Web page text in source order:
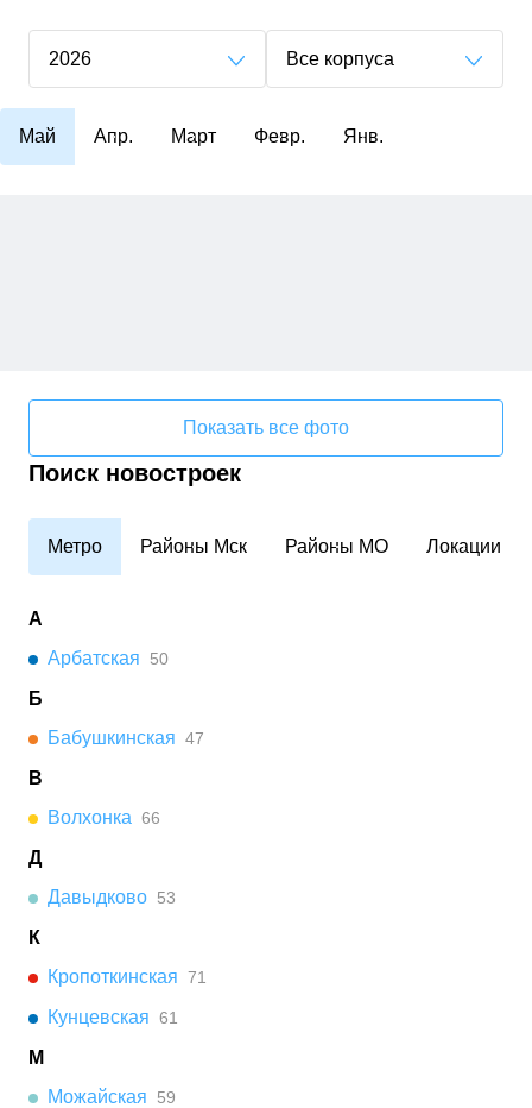
2026 Все корпуса
Май Апр. Март Февр. Янв.
Показать все фото
Поиск новостроек
Метро Районы Мск Районы МО Локации
А
Арбатская
50
Б
Бабушкинская 47
В
Волхонка 66
Д
Давыдково 53
К
Кропоткинская 71
Кунцевская 61
М
Можайская
59